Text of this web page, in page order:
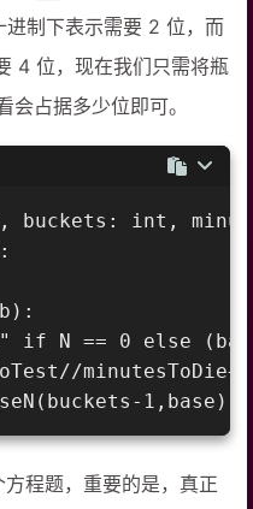
进制下表示需要 2 位，而
4 位，现在我们只需将瓶
会占据多少位即可。
buckets: int,
if N == 0 else
minutesToDie+1
1,base))
程题，重要的是，真正